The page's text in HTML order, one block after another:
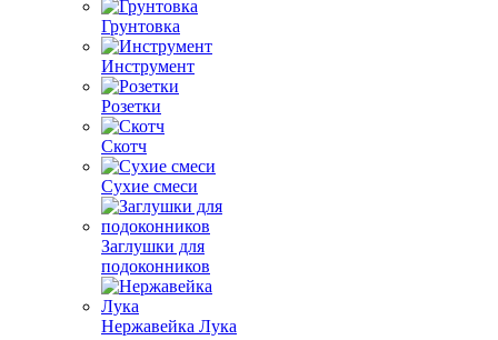
Грунтовка
Инструмент
Розетки
Скотч
Сухие смеси
Заглушки для
подоконников
Нержавейка Лука